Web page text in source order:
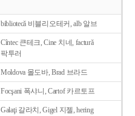
bibliotecǎ 비블리오테커, alb 알브
Cîntec 큰테크, Cine 치네, facturǎ
팍투러
Moldova 몰도바, Brad 브라드
Focşani 폭샤니, Cartof 카르토프
Galaţi 갈라치, Gigel 지젤, hering